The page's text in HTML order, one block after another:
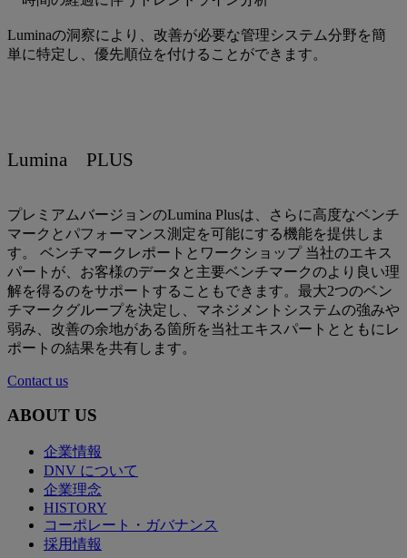
Luminaの洞察により、改善が必要な管理システム分野を簡
単に特定し、優先順位を付けることができます。
Lumina PLUS
プレミアムバージョンのLumina Plusは、さらに高度なベンチ
マークとパフォーマンス測定を可能にする機能を提供しま
す。 ベンチマークレポートとワークショップ 当社のエキス
パートが、お客様のデータと主要ベンチマークのより良い理
解を得るのをサポートすることもできます。最大2つのベン
チマークグループを決定し、マネジメントシステムの強みや
弱み、改善の余地がある箇所を当社エキスパートとともにレ
ポートの結果を共有します。
Contact us
ABOUT US
企業情報
DNV について
企業理念
HISTORY
コーポレート・ガバナンス
採用情報